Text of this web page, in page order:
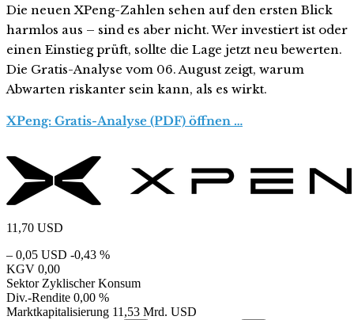
Die neuen XPeng-Zahlen sehen auf den ersten Blick
harmlos aus – sind es aber nicht. Wer investiert ist oder
einen Einstieg prüft, sollte die Lage jetzt neu bewerten.
Die Gratis-Analyse vom 06. August zeigt, warum
Abwarten riskanter sein kann, als es wirkt.
XPeng: Gratis-Analyse (PDF) öffnen …
11,70 USD
– 0,05 USD -0,43 %
KGV 0,00
Sektor Zyklischer Konsum
Div.-Rendite 0,00 %
Marktkapitalisierung 11,53 Mrd. USD